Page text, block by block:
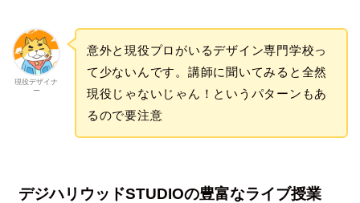
現役デザイナ
ー
意外と現役プロがいるデザイン専門学校っ
て少ないんです。講師に聞いてみると全然
現役じゃないじゃん！というパターンもあ
るので要注意
デジハリウッドSTUDIOの豊富なライブ授業